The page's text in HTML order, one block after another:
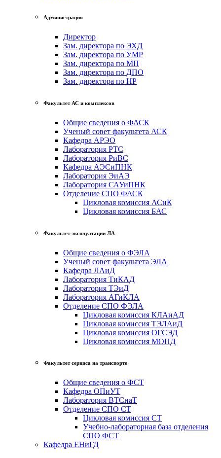
Администрация
Директор
Зам. директора по ЭХД
Зам. директора по УМР
Зам. директора по МП
Зам. директора по ДПО
Зам. директора по НР
Факультет АС и комплексов
Общие сведения о ФАСК
Ученый совет факультета АСК
Кафедра АРЭО
Лаборатория РТС
Лаборатория РиВС
Кафедра АЭСиПНК
Лаборатория ЭиАЭ
Лаборатория САУиПНК
Отделение СПО ФАСК
Цикловая комиссия АСиК
Цикловая комиссия БАС
Факультет эксплуатации ЛА
Общие сведения о ФЭЛА
Ученый совет факультета ЭЛА
Кафедра ЛАиД
Лаборатория ТиКАД
Лаборатория ТЭиД
Лаборатория АГиКЛА
Отделение СПО ФЭЛА
Цикловая комиссия КЛАиАД
Цикловая комиссия ТЭЛАиД
Цикловая комиссия ОГСЭД
Цикловая комиссия МОПД
Факультет сервиса на транспорте
Общие сведения о ФСТ
Кафедра ОПиУТ
Лаборатория ВТСнаТ
Отделение СПО СТ
Цикловая комиссия СТ
Учебно-лабораторная база отделения
СПО ФСТ
Кафедра ЕНиГД